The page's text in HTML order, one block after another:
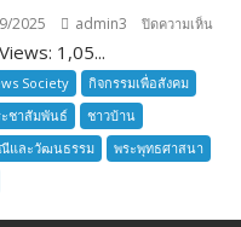
2025 admin3 ปิดความเห็น
1,05...
Society
กิจกรรมเพื่อสังคม
ชาสัมพันธ์
ชาวบ้าน
และวัฒนธรรม
พระพุทธศาสนา